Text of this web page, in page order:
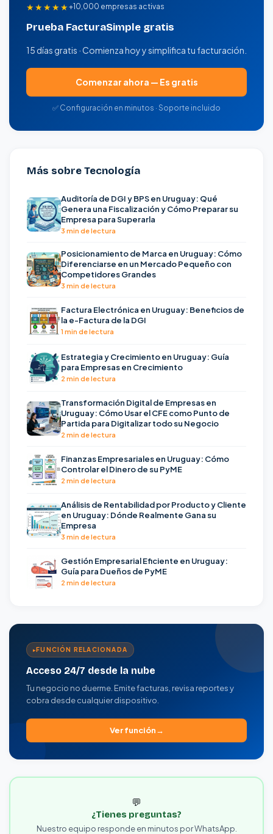
★★★★★+10,000 empresas activas
Prueba FacturaSimple gratis
15 días gratis · Comienza hoy y simplifica tu facturación.
Comenzar ahora — Es gratis
✅ Configuración en minutos · Soporte incluido
Más sobre Tecnología
Auditoría de DGI y BPS en Uruguay: Qué
Genera una Fiscalización y Cómo Preparar su
Empresa para Superarla
3 min de lectura
Posicionamiento de Marca en Uruguay: Cómo
Diferenciarse en un Mercado Pequeño con
Competidores Grandes
3 min de lectura
Factura Electrónica en Uruguay: Beneficios de
la e-Factura de la DGI
1 min de lectura
Estrategia y Crecimiento en Uruguay: Guía
para Empresas en Crecimiento
2 min de lectura
Transformación Digital de Empresas en
Uruguay: Cómo Usar el CFE como Punto de
Partida para Digitalizar todo su Negocio
2 min de lectura
Finanzas Empresariales en Uruguay: Cómo
Controlar el Dinero de su PyME
2 min de lectura
Análisis de Rentabilidad por Producto y Cliente
en Uruguay: Dónde Realmente Gana su
Empresa
3 min de lectura
Gestión Empresarial Eficiente en Uruguay:
Guía para Dueños de PyME
2 min de lectura
FUNCIÓN RELACIONADA
Acceso 24/7 desde la nube
Tu negocio no duerme. Emite facturas, revisa reportes y
cobra desde cualquier dispositivo.
Ver función
💬
¿Tienes preguntas?
Nuestro equipo responde en minutos por WhatsApp.